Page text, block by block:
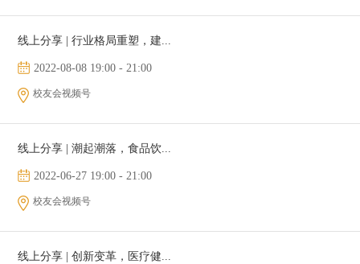
线上分享 | 行业格局重塑，建...
2022-08-08 19:00 - 21:00
校友会视频号
线上分享 | 潮起潮落，食品饮...
2022-06-27 19:00 - 21:00
校友会视频号
线上分享 | 创新变革，医疗健...